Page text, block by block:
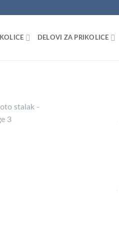
DELOVI ZA PRIKOLICE